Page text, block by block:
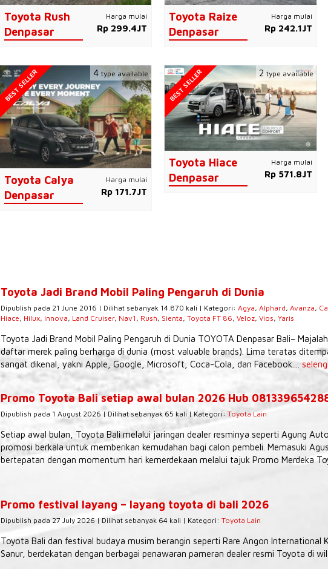
Toyota Rush
Denpasar
Harga mulai
Rp 299.4JT
Toyota Raize
Denpasar
Harga mulai
Rp 242.1JT
Toyota Calya
Denpasar
Harga mulai
Rp 171.7JT
BEST SELLER 4 type available
Toyota Hiace
Denpasar
Harga mulai
Rp 571.8JT
BEST SELLER 2 type available
Toyota Jadi Brand Mobil Paling Pengaruh di Dunia
Dipublish pada 21 June 2016 | Dilihat sebanyak 14.870 kali | Kategori: Agya, Alphard, Avanza,
Hiace, Hilux, Innova, Land Cruiser, Nav1 , Rush, Sienta, Toyota FT 86, Veloz, Vios, Yaris
Toyota Jadi Brand Mobil Paling Pengaruh di Dunia TOYOTA Denpasar Bali–
daftar merek paling berharga di dunia (most valuable brands). Lima teratas
sangat dikenal, yakni Apple, Google, Microsoft, Coca-Cola, dan Facebook....
Promo Toyota Bali setiap awal bulan 2026 Hub
Dipublish pada 1 August 2026 | Dilihat sebanyak 65 kali | Kategori: Toyota Lain
Setiap awal bulan, Toyota Bali melalui jaringan dealer resminya seperti Agung
promosi berkala untuk memberikan kemudahan bagi calon pembeli. Memasuki
bertepatan dengan momentum hari kemerdekaan melalui tajuk Promo Merdeka
Promo festival layang – layang toyota di bali 2026
Dipublish pada 27 July 2026 | Dilihat sebanyak 64 kali | Kategori: Toyota Lain
Toyota Bali dan festival budaya musim berangin seperti Rare Angon International
Sanur, berdekatan dengan berbagai penawaran pameran dealer resmi Toyota di